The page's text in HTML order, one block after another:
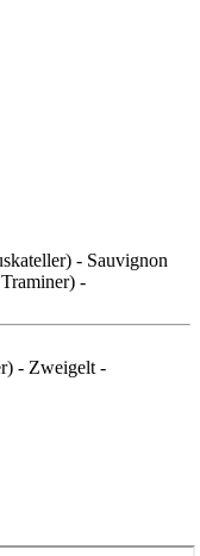
- Sauvignon
-
- Zweigelt -